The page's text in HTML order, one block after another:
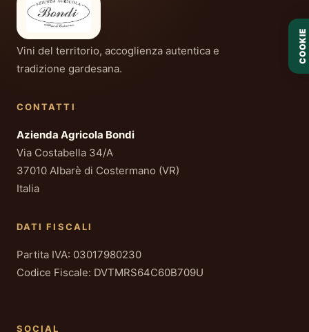
Vini del territorio, accoglienza autentica e
tradizione gardesana.
CONTATTI
Azienda Agricola Bondi
Via Costabella 34/A
37010 Albarè di Costermano (VR)
Italia
DATI FISCALI
Partita IVA: 03017980230
Codice Fiscale: DVTMRS64C60B709U
SOCIAL
COOKIE